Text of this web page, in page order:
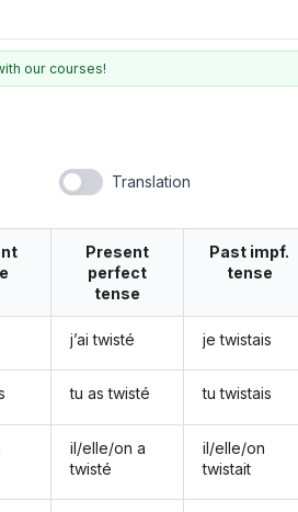
our courses!
Translation
Present
perfect
tense
j’ai twisté
tu as twisté
il/elle/on a
twisté
Past impf.
tense
je twistais
tu twistais
il/elle/on
twistait